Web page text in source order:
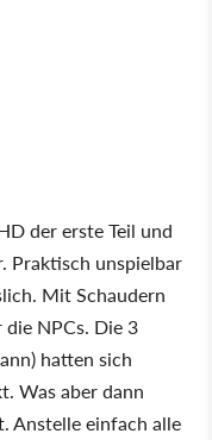
der erste Teil und
Praktisch unspielbar
Mit Schaudern
NPCs. Die 3
hatten sich
Was aber dann
Anstelle einfach alle